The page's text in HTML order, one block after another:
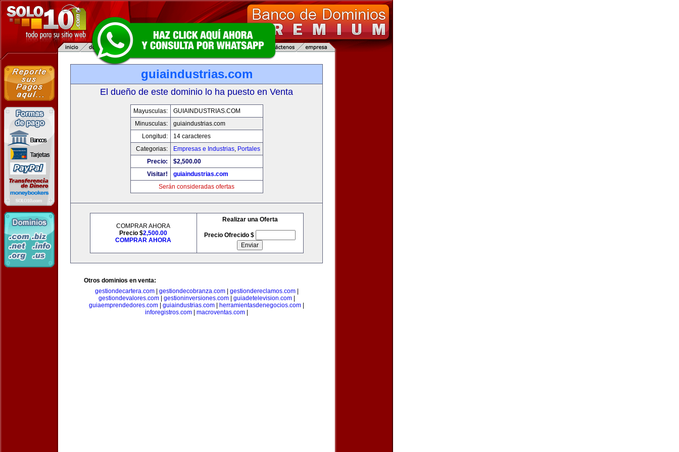
guiaindustrias.com
El dueño de este dominio lo ha puesto en Venta
Mayusculas:
GUIAINDUSTRIAS.COM
Minusculas:
guiaindustrias.com
Longitud:
14 caracteres
Categorias:
Empresas e Industrias, Portales
Precio:
$2,500.00
Visitar!
guiaindustrias.com
Serán consideradas ofertas
COMPRAR AHORA
Precio $2,500.00
COMPRAR AHORA
Realizar una Oferta
Precio Ofrecido $
Otros dominios en venta:
gestiondecartera.com| gestiondecobranza.com| gestiondereclamos.com|
gestiondevalores.com| gestioninversiones.com| guiadetelevision.com|
guiaemprendedores.com
guiaindustrias.com herramientasdenegocios.com
inforegistros.com
macroventas.com